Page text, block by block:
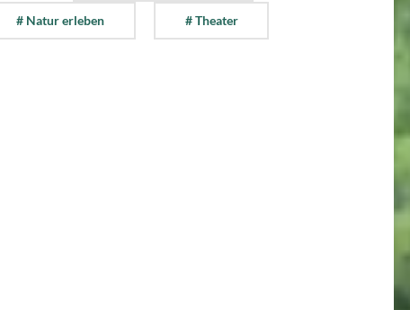
# Natur erleben # Theater